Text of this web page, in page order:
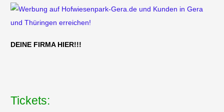
DEINE FIRMA HIER!!!
Tickets: